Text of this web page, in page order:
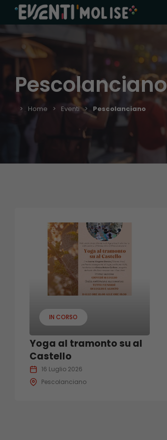
Pescolanciano
Home Eventi Pescolanciano
IN CORSO
Yoga al tramonto su al
Castello
16 Luglio 2026
Pescolanciano